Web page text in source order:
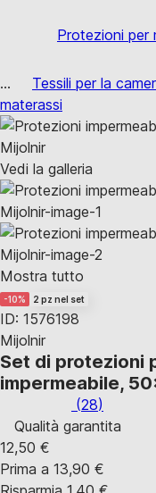
Protezioni per
... Tessili per la
materassi
Vedi la galleria
Mostra tutto
-10% 2 pz nel set
ID: 1576198
Mijolnir
Set di protezioni
impermeabile,
(28)
Qualità garantita
12,50 €
Prima a 13,90 €